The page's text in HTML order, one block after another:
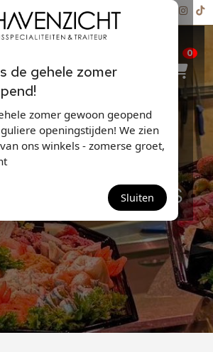
de gehele zomer
zomer gewoon geopend
openingstijden! We zien
ons winkels - zomerse groet,
Sluiten
0
- LENTE SPECIALS